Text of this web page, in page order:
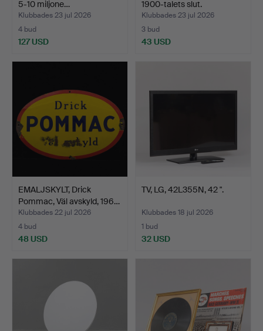
5-10 miljone…
Klubbades 23 jul 2026
4 bud
127 USD
1900-talets slut.
Klubbades 23 jul 2026
3 bud
43 USD
EMALJSKYLT, Drick
Pommac, Väl avskyld, 196…
Klubbades 22 jul 2026
4 bud
48 USD
TV, LG, 42L355N, 42 ".
Klubbades 18 jul 2026
1 bud
32 USD